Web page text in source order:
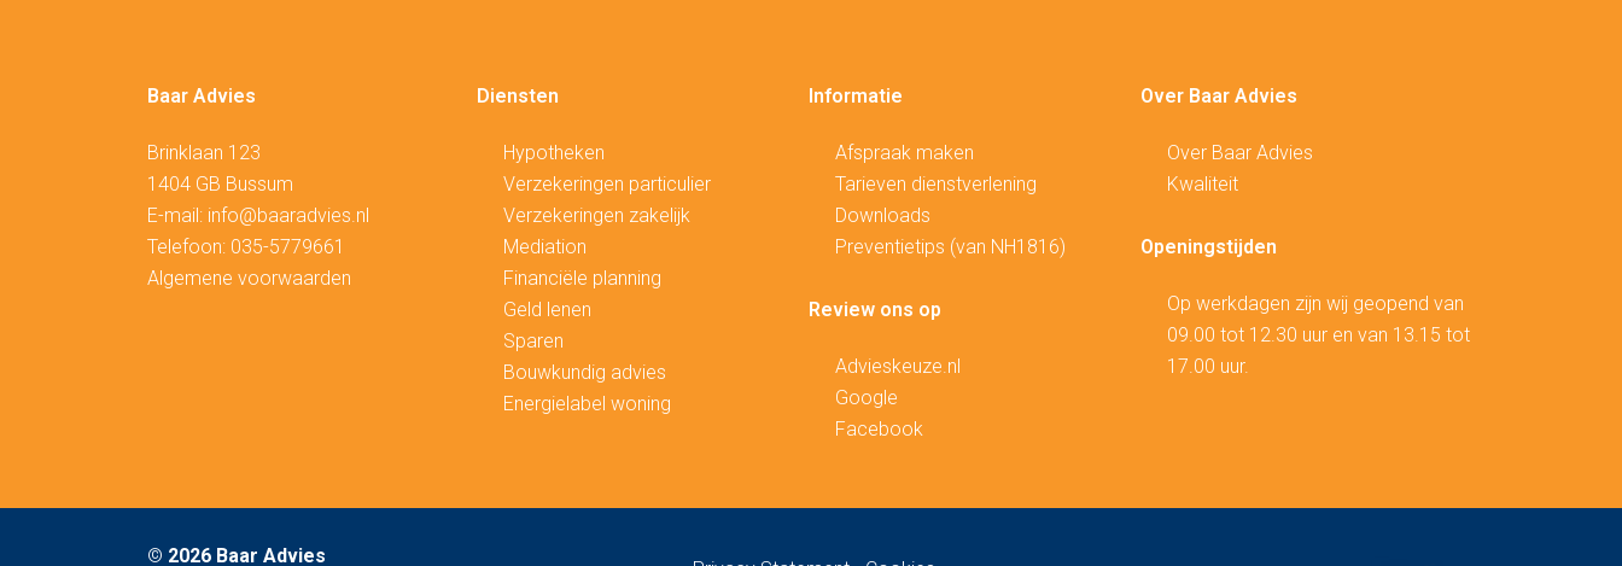
Baar Advies
Brinklaan 123
1404 GB Bussum
E-mail: info@baaradvies.nl
Telefoon: 035-5779661
Algemene voorwaarden
Diensten
Hypotheken
Verzekeringen particulier
Verzekeringen zakelijk
Mediation
Financiële planning
Geld lenen
Sparen
Bouwkundig advies
Energielabel woning
Informatie
Afspraak maken
Tarieven dienstverlening
Downloads
Preventietips (van NH1816)
Review ons op
Advieskeuze.nl
Google
Facebook
Over Baar Advies
Over Baar Advies
Kwaliteit
Openingstijden
Op werkdagen zijn wij geopend van
09.00 tot 12.30 uur en van 13.15 tot
17.00 uur.
© 2026 Baar Advies